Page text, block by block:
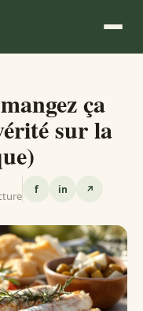
ça
sur la
f in ↗